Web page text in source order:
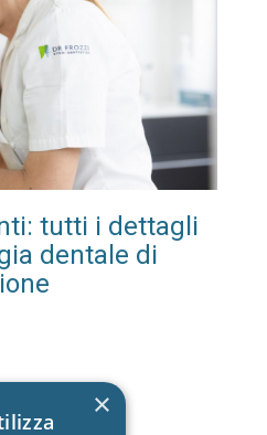
tutti i dettagli
dentale di
×